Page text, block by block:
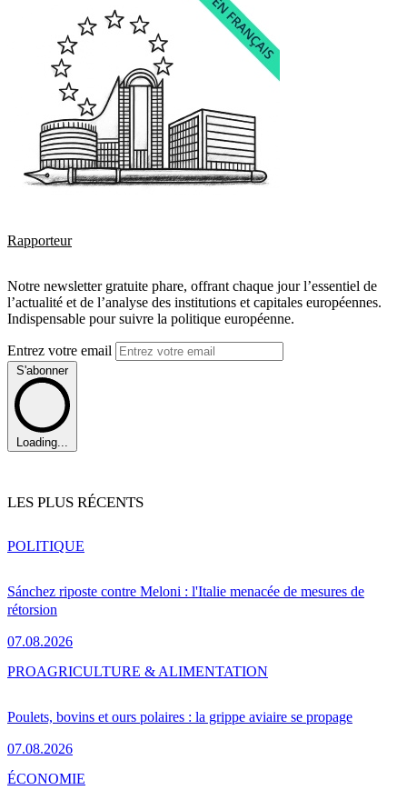
Rapporteur
Notre newsletter gratuite phare, offrant chaque jour l’essentiel de
l’actualité et de l’analyse des institutions et capitales européennes.
Indispensable pour suivre la politique européenne.
Entrez votre email
S'abonner
Loading...
LES PLUS RÉCENTS
Sánchez riposte contre Meloni : l'Italie menacée de mesures de
rétorsion
07.08.2026
POLITIQUE
Poulets, bovins et ours polaires : la grippe aviaire se propage
07.08.2026
PROAGRICULTURE & ALIMENTATION
ÉCONOMIE